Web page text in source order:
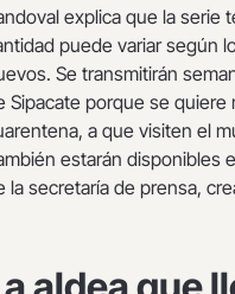
explica que la serie
puede variar según
Se transmitirán
Sipacate porque se
a que visiten el
estarán disponibles
la secretaría de prensa,